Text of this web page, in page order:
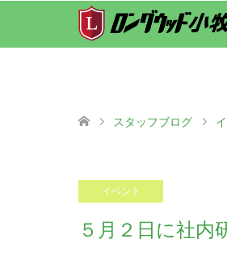
スタッフブログ
イベント
５月２日に社内